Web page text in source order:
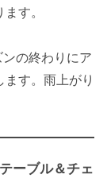
す。
の終わりにア
す。雨上がり
ーブル＆チェ